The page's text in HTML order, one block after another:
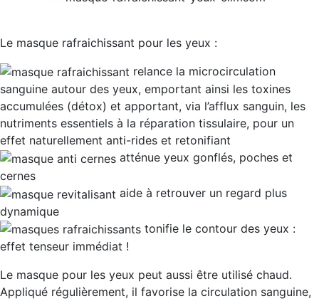
Le masque rafraichissant pour les yeux :
relance la microcirculation
sanguine autour des yeux, emportant ainsi les toxines
accumulées (détox) et apportant, via l’afflux sanguin, les
nutriments essentiels à la réparation tissulaire, pour un
effet naturellement anti-rides et retonifiant
atténue yeux gonflés, poches et
cernes
aide à retrouver un regard plus
dynamique
tonifie le contour des yeux :
effet tenseur immédiat !
Le masque pour les yeux peut aussi être utilisé chaud.
Appliqué régulièrement, il favorise la circulation sanguine,